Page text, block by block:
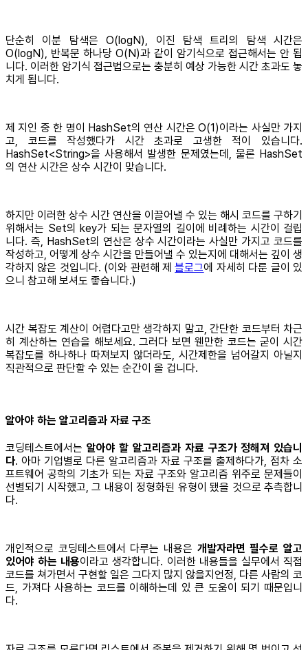
단순히 이분 탐색은 O(logN), 이진 탐색 트리의 탐색 시간은
O(logN), 반복문 하나당 O(N)과 같이 암기식으로 접근해서는 안 됩
니다. 이러한 암기식 접근법으로는 충분히 예상 가능한 시간 초과도 놓
치게 됩니다.
제 지인 중 한 명이 HashSet의 연산 시간은 O(1)이라는 사실만 가지
고, 코드를 작성했다가 시간 초과로 고생한 적이 있습니다.
HashSet<String>을 사용해서 발생한 문제였는데, 물론 HashSet
의 연산 시간은 상수 시간이 맞습니다.
하지만 이러한 상수 시간 연산을 이끌어낼 수 있는 해시 코드를 구하기
위해서는 Set의 key가 되는 문자열의 길이에 비례하는 시간이 걸립
니다. 즉, HashSet의 연산은 상수 시간이라는 사실만 가지고 코드를
작성하고, 어떻게 상수 시간을 만들어낼 수 있는지에 대해서는 깊이 생
각하지 않은 것입니다. (이와 관련해 제블로그에 자세히 다룬 글이 있
으니 참고해 보셔도 좋습니다.)
시간 복잡도 계산이 어렵다고만 생각하지 말고, 간단한 코드부터 차근
히 계산하는 연습을 해보세요. 그러다 보면 웬만한 코드는 굳이 시간
복잡도를 하나하나 따져보지 않더라도, 시간제한을 넘어갈지 아닐지
직관적으로 판단할 수 있는 순간이 올 겁니다.
알아야 하는 알고리즘과 자료 구조
코딩테스트에서는 알아야 할 알고리즘과 자료 구조가 정해져 있습니
다. 아마 기업별로 다른 알고리즘과 자료 구조를 출제하다가, 점차 소
프트웨어 공학의 기초가 되는 자료 구조와 알고리즘 위주로 문제들이
선별되기 시작했고, 그 내용이 정형화된 유형이 됐을 것으로 추측합니
다.
개인적으로 코딩테스트에서 다루는 내용은 개발자라면 필수로 알고
있어야 하는 내용이라고 생각합니다. 이러한 내용들을 실무에서 직접
코드를 쳐가면서 구현할 일은 그다지 많지 않을지언정, 다른 사람의 코
드, 가져다 사용하는 코드를 이해하는데 있 큰 도움이 되기 때문입니
다.